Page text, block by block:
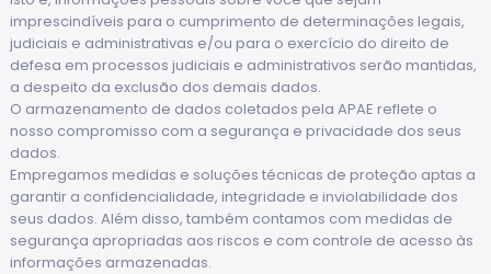
imprescindíveis para o cumprimento de determinações legais,
judiciais e administrativas e/ou para o exercício do direito de
defesa em processos judiciais e administrativos serão mantidas,
a despeito da exclusão dos demais dados.
O armazenamento de dados coletados pela APAE reflete o
nosso compromisso com a segurança e privacidade dos seus
dados.
Empregamos medidas e soluções técnicas de proteção aptas a
garantir a confidencialidade, integridade e inviolabilidade dos
seus dados. Além disso, também contamos com medidas de
segurança apropriadas aos riscos e com controle de acesso às
informações armazenadas.